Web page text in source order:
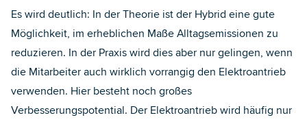
Es wird deutlich: In der Theorie ist der Hybrid eine gute
Möglichkeit, im erheblichen Maße Alltagsemissionen zu
reduzieren. In der Praxis wird dies aber nur gelingen, wenn
die Mitarbeiter auch wirklich vorrangig den Elektroantrieb
verwenden. Hier besteht noch großes
Verbesserungspotential. Der Elektroantrieb wird häufig nur